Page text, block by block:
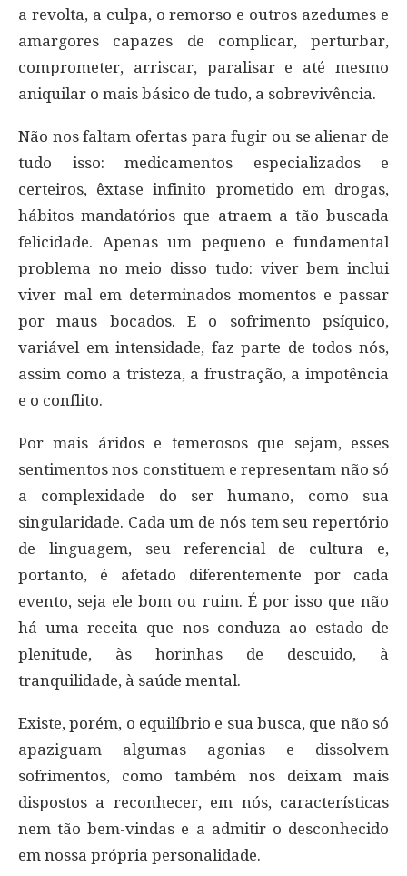
a revolta, a culpa, o remorso e outros azedumes e
amargores capazes de complicar, perturbar,
comprometer, arriscar, paralisar e até mesmo
aniquilar o mais básico de tudo, a sobrevivência.
Não nos faltam ofertas para fugir ou se alienar de
tudo isso: medicamentos especializados e
certeiros, êxtase infinito prometido em drogas,
hábitos mandatórios que atraem a tão buscada
felicidade. Apenas um pequeno e fundamental
problema no meio disso tudo: viver bem inclui
viver mal em determinados momentos e passar
por maus bocados. E o sofrimento psíquico,
variável em intensidade, faz parte de todos nós,
assim como a tristeza, a frustração, a impotência
e o conflito.
Por mais áridos e temerosos que sejam, esses
sentimentos nos constituem e representam não só
a complexidade do ser humano, como sua
singularidade. Cada um de nós tem seu repertório
de linguagem, seu referencial de cultura e,
portanto, é afetado diferentemente por cada
evento, seja ele bom ou ruim. É por isso que não
há uma receita que nos conduza ao estado de
plenitude, às horinhas de descuido, à
tranquilidade, à saúde mental.
Existe, porém, o equilíbrio e sua busca, que não só
apaziguam algumas agonias e dissolvem
sofrimentos, como também nos deixam mais
dispostos a reconhecer, em nós, características
nem tão bem-vindas e a admitir o desconhecido
em nossa própria personalidade.